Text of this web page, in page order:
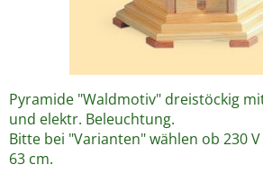
Pyramide "Waldmotiv" dreistöckig
und elektr. Beleuchtung.
Bitte bei "Varianten" wählen ob 230
63 cm.